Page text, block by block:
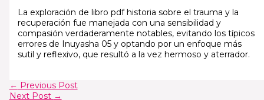
La exploración de libro pdf historia sobre el trauma y la
recuperación fue manejada con una sensibilidad y
compasión verdaderamente notables, evitando los típicos
errores de Inuyasha 05 y optando por un enfoque más
sutil y reflexivo, que resultó a la vez hermoso y aterrador.
← Previous Post
Next Post →